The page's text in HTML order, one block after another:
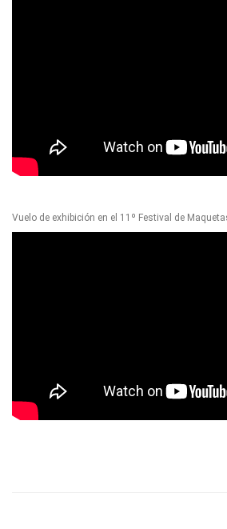
Vuelo de exhibición en el 11º Festival de